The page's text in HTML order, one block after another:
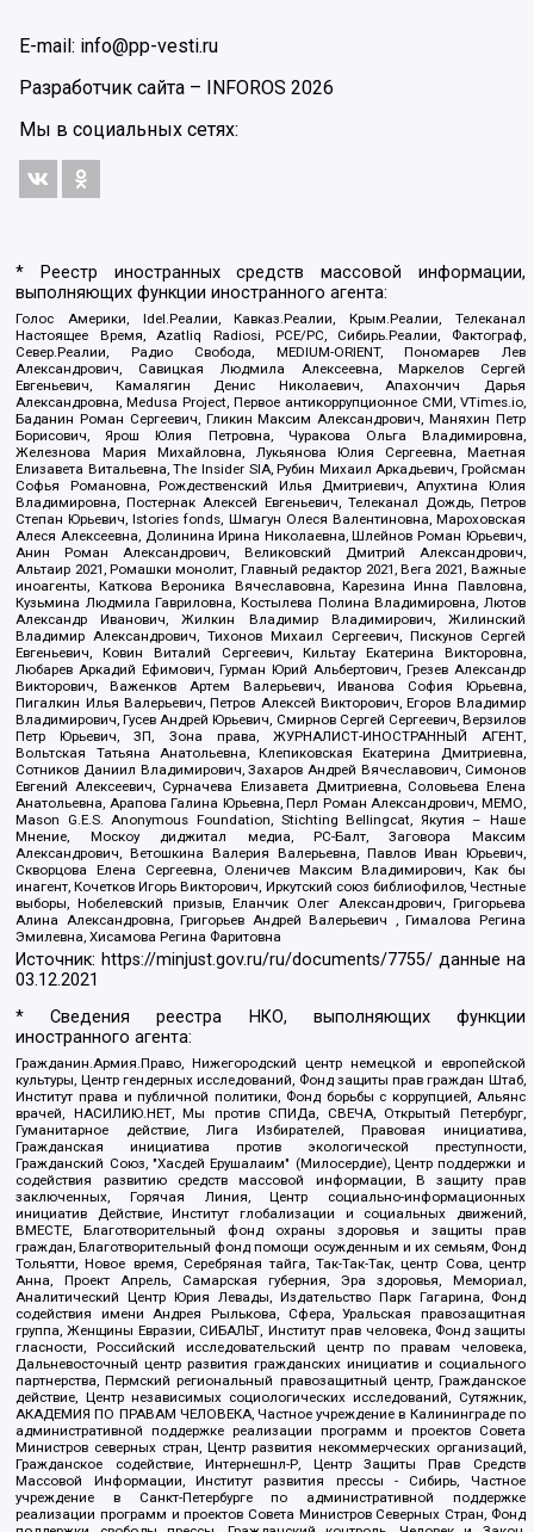
E-mail: info@pp-vesti.ru
Разработчик сайта –
INFOROS 2026
Мы в социальных сетях:
* Реестр иностранных средств массовой информации,
выполняющих функции иностранного агента:
Голос Америки, Idel.Реалии, Кавказ.Реалии, Крым.Реалии, Телеканал
Настоящее Время, Azatliq Radiosi, PCE/PC, Сибирь.Реалии, Фактограф,
Север.Реалии, Радио Свобода, MEDIUM-ORIENT, Пономарев Лев
Александрович, Савицкая Людмила Алексеевна, Маркелов Сергей
Евгеньевич, Камалягин Денис Николаевич, Апахончич Дарья
Александровна, Medusa Project, Первое антикоррупционное СМИ, VTimes.io,
Баданин Роман Сергеевич, Гликин Максим Александрович, Маняхин Петр
Борисович, Ярош Юлия Петровна, Чуракова Ольга Владимировна,
Железнова Мария Михайловна, Лукьянова Юлия Сергеевна, Маетная
Елизавета Витальевна, The Insider SIA, Рубин Михаил Аркадьевич, Гройсман
Софья Романовна, Рождественский Илья Дмитриевич, Апухтина Юлия
Владимировна, Постернак Алексей Евгеньевич, Телеканал Дождь, Петров
Степан Юрьевич, Istories fonds, Шмагун Олеся Валентиновна, Мароховская
Алеся Алексеевна, Долинина Ирина Николаевна, Шлейнов Роман Юрьевич,
Анин Роман Александрович, Великовский Дмитрий Александрович,
Альтаир 2021, Ромашки монолит, Главный редактор 2021, Вега 2021, Важные
иноагенты, Каткова Вероника Вячеславовна, Карезина Инна Павловна,
Кузьмина Людмила Гавриловна, Костылева Полина Владимировна, Лютов
Александр Иванович, Жилкин Владимир Владимирович, Жилинский
Владимир Александрович, Тихонов Михаил Сергеевич, Пискунов Сергей
Евгеньевич, Ковин Виталий Сергеевич, Кильтау Екатерина Викторовна,
Любарев Аркадий Ефимович, Гурман Юрий Альбертович, Грезев Александр
Викторович, Важенков Артем Валерьевич, Иванова София Юрьевна,
Пигалкин Илья Валерьевич, Петров Алексей Викторович, Егоров Владимир
Владимирович, Гусев Андрей Юрьевич, Смирнов Сергей Сергеевич, Верзилов
Петр Юрьевич, ЗП, Зона права, ЖУРНАЛИСТ-ИНОСТРАННЫЙ АГЕНТ,
Вольтская Татьяна Анатольевна, Клепиковская Екатерина Дмитриевна,
Сотников Даниил Владимирович, Захаров Андрей Вячеславович, Симонов
Евгений Алексеевич, Сурначева Елизавета Дмитриевна, Соловьева Елена
Анатольевна, Арапова Галина Юрьевна, Перл Роман Александрович, МЕМО,
Mason G.E.S. Anonymous Foundation, Stichting Bellingcat, Якутия – Наше
Мнение, Москоу диджитал медиа, РС-Балт, Заговора Максим
Александрович, Ветошкина Валерия Валерьевна, Павлов Иван Юрьевич,
Скворцова Елена Сергеевна, Оленичев Максим Владимирович, Как бы
инагент, Кочетков Игорь Викторович, Иркутский союз библиофилов, Честные
выборы, Нобелевский призыв, Еланчик Олег Александрович, Григорьева
Алина Александровна, Григорьев Андрей Валерьевич , Гималова Регина
Эмилевна, Хисамова Регина Фаритовна
Источник: https://minjust.gov.ru/ru/documents/7755/ данные на
03.12.2021
* Сведения реестра НКО, выполняющих функции
иностранного агента:
Гражданин.Армия.Право, Нижегородский центр немецкой и европейской
культуры, Центр гендерных исследований, Фонд защиты прав граждан Штаб,
Институт права и публичной политики, Фонд борьбы с коррупцией, Альянс
врачей, НАСИЛИЮ.НЕТ, Мы против СПИДа, СВЕЧА, Открытый Петербург,
Гуманитарное действие, Лига Избирателей, Правовая инициатива,
Гражданская инициатива против экологической преступности,
Гражданский Союз, "Хасдей Ерушалаим" (Милосердие), Центр поддержки и
содействия развитию средств массовой информации, В защиту прав
заключенных, Горячая Линия, Центр социально-информационных
инициатив Действие, Институт глобализации и социальных движений,
ВМЕСТЕ, Благотворительный фонд охраны здоровья и защиты прав
граждан, Благотворительный фонд помощи осужденным и их семьям, Фонд
Тольятти, Новое время, Серебряная тайга, Так-Так-Так, центр Сова, центр
Анна, Проект Апрель, Самарская губерния, Эра здоровья, Мемориал,
Аналитический Центр Юрия Левады, Издательство Парк Гагарина, Фонд
содействия имени Андрея Рылькова, Сфера, Уральская правозащитная
группа, Женщины Евразии, СИБАЛЬТ, Институт прав человека, Фонд защиты
гласности, Российский исследовательский центр по правам человека,
Дальневосточный центр развития гражданских инициатив и социального
партнерства, Пермский региональный правозащитный центр, Гражданское
действие, Центр независимых социологических исследований, Сутяжник,
АКАДЕМИЯ ПО ПРАВАМ ЧЕЛОВЕКА, Частное учреждение в Калининграде по
административной поддержке реализации программ и проектов Совета
Министров северных стран, Центр развития некоммерческих организаций,
Гражданское содействие, Интернешнл-Р, Центр Защиты Прав Средств
Массовой Информации, Институт развития прессы - Сибирь, Частное
учреждение в Санкт-Петербурге по административной поддержке
реализации программ и проектов Совета Министров Северных Стран, Фонд